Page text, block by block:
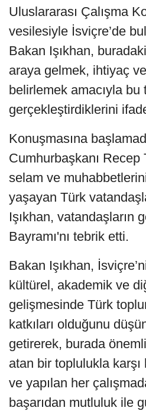
Uluslararası Çalışma
vesilesiyle İsviçre’de
Bakan Işıkhan,
araya gelmek, ihtiyaç ve
belirlemek amacıyla bu
gerçekleştirdiklerini
Konuşmasına
Cumhurbaşkanı Recep
selam ve
yaşayan Türk
Işıkhan, vatandaşların
Bayramı'nı tebrik etti.
Bakan Işıkhan,
kültürel, akademik ve
gelişmesinde Türk
katkıları olduğunu
getirerek, burada
atan bir toplulukla karşı
ve yapılan her
başarıdan mutluluk ile